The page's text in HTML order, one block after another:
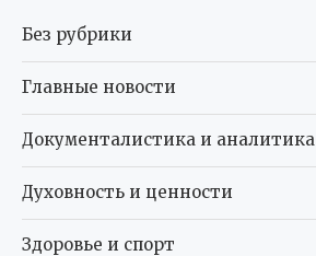
Без рубрики
Главные новости
Документалистика и аналитика
Духовность и ценности
Здоровье и спорт